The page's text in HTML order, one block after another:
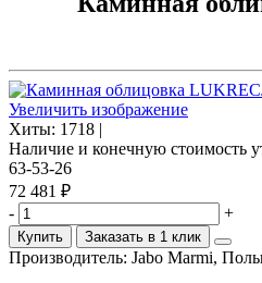
Увеличить изображение
Хиты: 1718 |
Наличие и конечную стоимость
63-53-26
72 481 ₽
-
+
Купить Заказать в 1 клик
Производитель: Jabo Marmi,